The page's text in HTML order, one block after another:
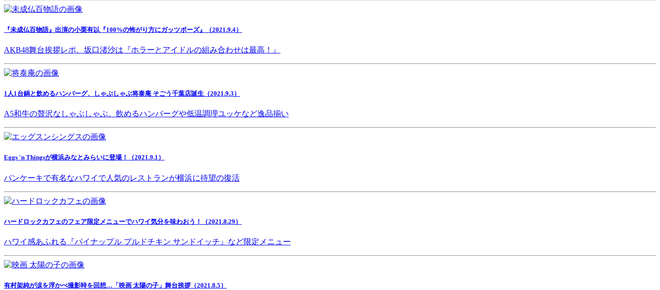
『未成仏百物語』出演の小栗有以『100%の怖がり方にガッツポーズ』（2021.9.4）
AKB48舞台挨拶レポ、坂口渚沙は『ホラーとアイドルの組み合わせは最高！』
1人1台鍋と飲めるハンバーグ、しゃぶしゃぶ将泰庵 そごう千葉店誕生（2021.9.3）
A5和牛の贅沢なしゃぶしゃぶ。飲めるハンバーグや低温調理ユッケなど逸品揃い
Eggs 'n Thingsが横浜みなとみらいに登場！（2021.9.1）
パンケーキで有名なハワイで人気のレストランが横浜に待望の復活
ハードロックカフェのフェア限定メニューでハワイ気分を味わおう！（2021.8.29）
ハワイ感あふれる『パイナップル プルドチキン サンドイッチ』など限定メニュー
有村架純が涙を浮かべ撮影時を回想…「映画 太陽の子」舞台挨拶（2021.8.5）